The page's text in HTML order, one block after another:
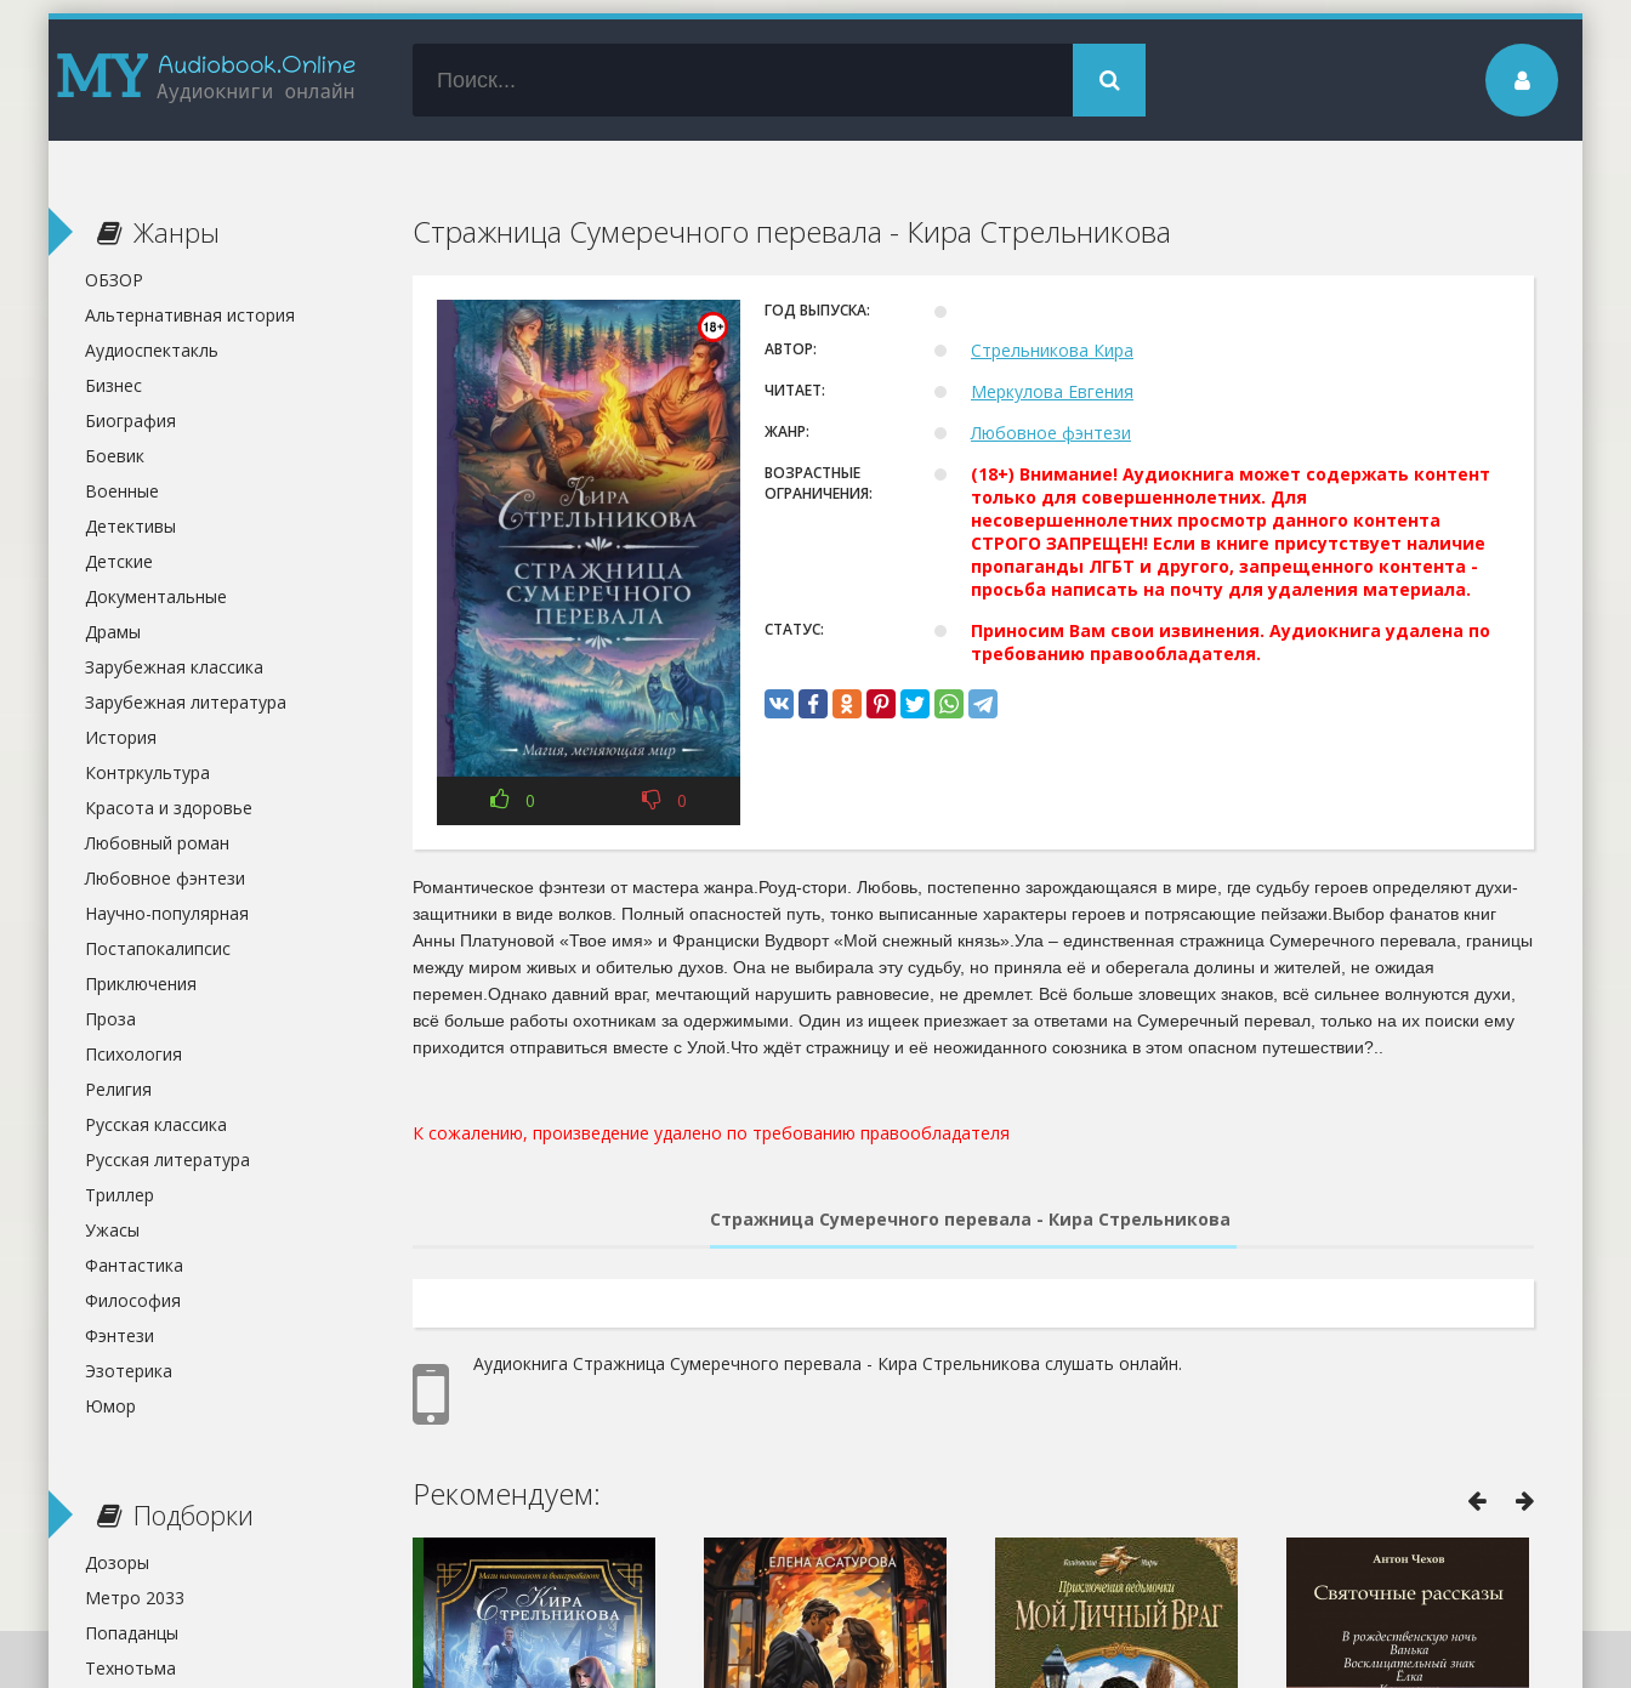
Стражница Сумеречного перевала - Кира Стрельникова
0 0
ГОД ВЫПУСКА:
АВТОР:
Стрельникова Кира
ЧИТАЕТ: Меркулова Евгения
ЖАНР: Любовное фэнтези
ВОЗРАСТНЫЕ
ОГРАНИЧЕНИЯ:
(18+) Внимание! Аудиокнига может содержать контент
только для совершеннолетних. Для
несовершеннолетних просмотр данного контента
СТРОГО ЗАПРЕЩЕН! Если в книге присутствует наличие
пропаганды ЛГБТ и другого, запрещенного контента -
просьба написать на почту для удаления материала.
СТАТУС:
Приносим Вам свои извинения. Аудиокнига удалена по
требованию правообладателя.
Романтическое фэнтези от мастера жанра.Роуд-стори. Любовь, постепенно зарождающаяся в мире, где судьбу героев определяют духи-
защитники в виде волков. Полный опасностей путь, тонко выписанные характеры героев и потрясающие пейзажи.Выбор фанатов книг
Анны Платуновой «Твое имя» и Франциски Вудворт «Мой снежный князь».Ула – единственная стражница Сумеречного перевала, границы
между миром живых и обителью духов. Она не выбирала эту судьбу, но приняла её и оберегала долины и жителей, не ожидая
перемен.Однако давний враг, мечтающий нарушить равновесие, не дремлет. Всё больше зловещих знаков, всё сильнее волнуются духи,
всё больше работы охотникам за одержимыми. Один из ищеек приезжает за ответами на Сумеречный перевал, только на их поиски ему
приходится отправиться вместе с Улой.Что ждёт стражницу и её неожиданного союзника в этом опасном путешествии?..
К сожалению, произведение удалено по требованию правообладателя
Стражница Сумеречного перевала - Кира Стрельникова
Аудиокнига Стражница Сумеречного перевала - Кира Стрельникова слушать онлайн.
Рекомендуем:
Жанры
ОБЗОР
Альтернативная история
Аудиоспектакль
Бизнес
Биография
Боевик
Военные
Детективы
Детские
Документальные
Драмы
Зарубежная классика
Зарубежная литература
История
Контркультура
Красота и здоровье
Любовный роман
Любовное фэнтези
Научно-популярная
Постапокалипсис
Приключения
Проза
Психология
Религия
Русская классика
Русская литература
Триллер
Ужасы
Фантастика
Философия
Фэнтези
Эзотерика
Юмор
Подборки
Дозоры
Метро 2033
Попаданцы
Технотьма